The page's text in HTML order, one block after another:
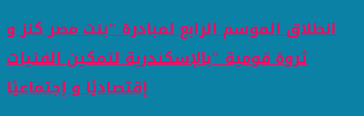
انطلاق الموسم الرابع لمبادرة "بنت مصر كنز و
ثروة قومية "بالإسكندرية لتمكين الفتيات
إقتصاديًا و إجتماعيًا